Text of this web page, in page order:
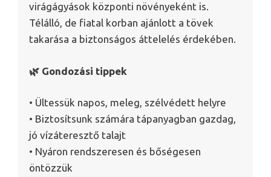
virágágyások központi növényeként is.
Télálló, de fiatal korban ajánlott a tövek
takarása a biztonságos áttelelés érdekében.
🌿 Gondozási tippek
• Ültessük napos, meleg, szélvédett helyre
• Biztosítsunk számára tápanyagban gazdag,
jó vízáteresztő talajt
• Nyáron rendszeresen és bőségesen
öntözzük